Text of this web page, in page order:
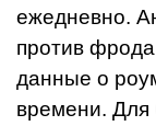
ежедневно.
против
данные о
времени. Для